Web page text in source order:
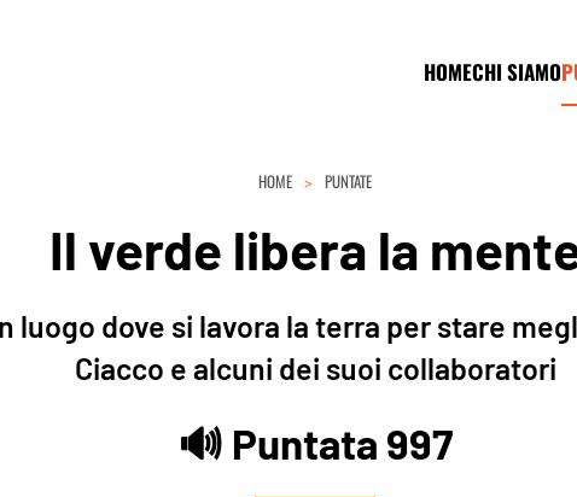
HOMECHI SIAMO
HOME PUNTATE
Il verde libera la
luogo dove si lavora la terra per stare
Ciacco e alcuni dei suoi collaboratori
🔊 Puntata 997